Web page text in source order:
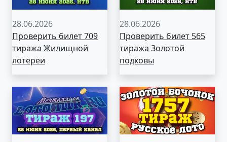
28.06.2026
Проверить билет 709
тиража Жилищной
лотереи
28.06.2026
Проверить билет 565
тиража Золотой
подковы